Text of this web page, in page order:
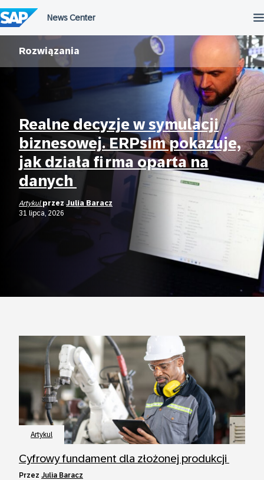
do
treści
Rozwiązania
Realne decyzje w symulacji
biznesowej. ERPsim pokazuje,
jak działa firma oparta na
danych
Artykul przez Julia Baracz
31 lipca, 2026
Artykul
Cyfrowy fundament dla złożonej produkcji
przez Julia Baracz